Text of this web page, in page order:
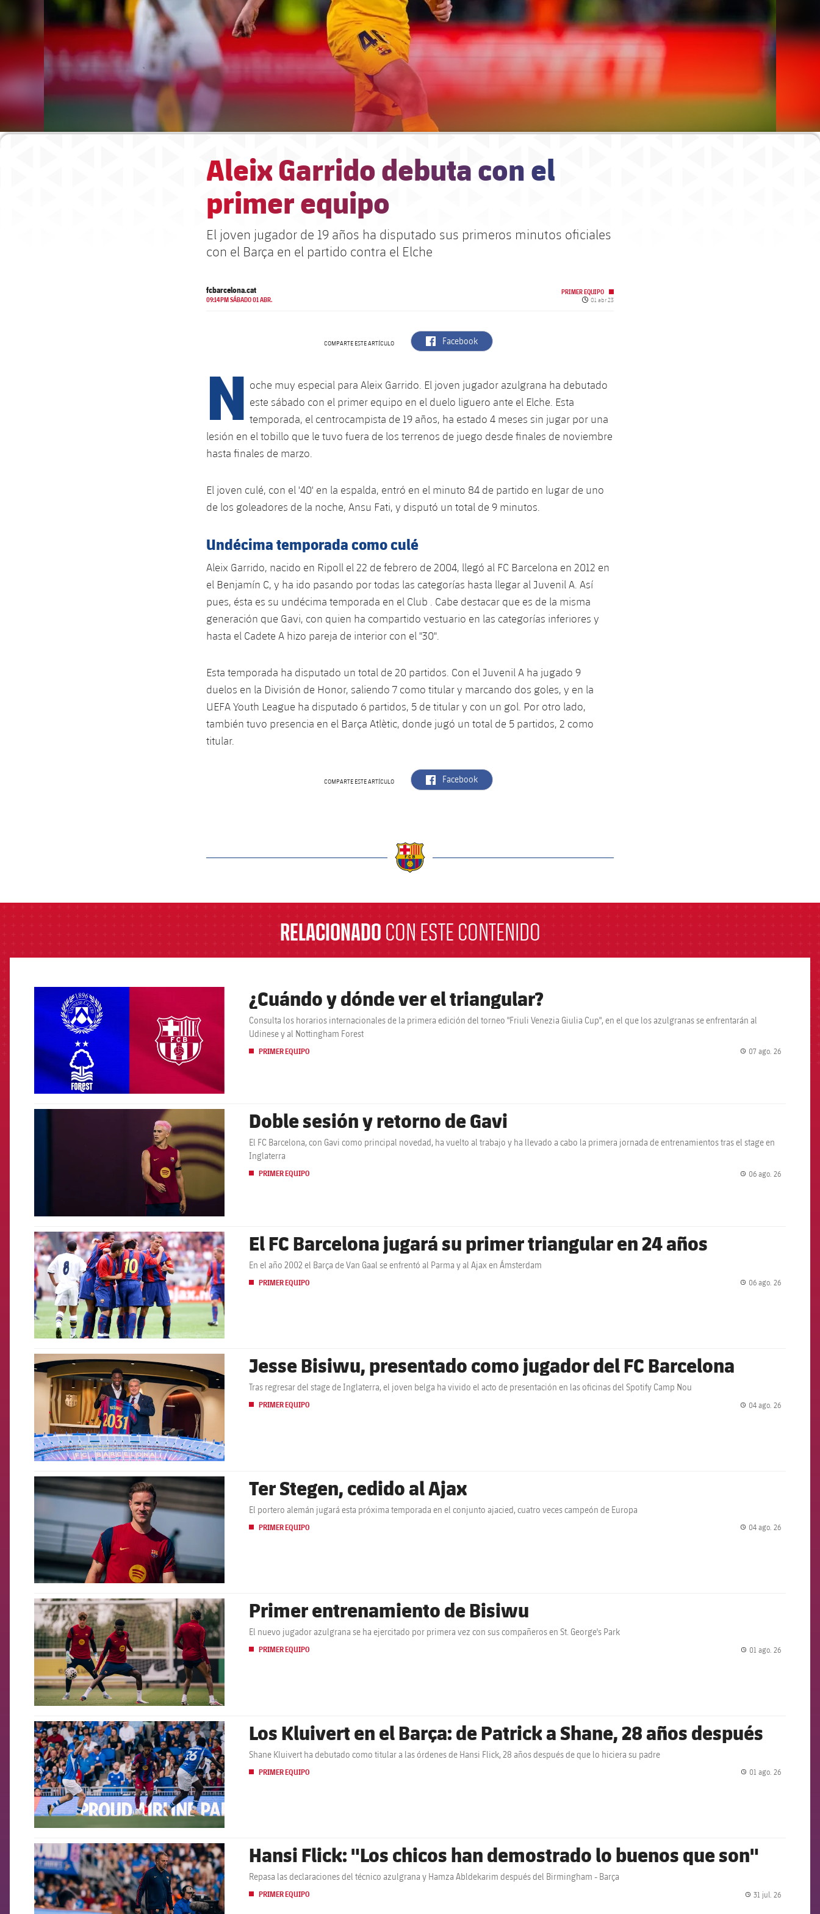
Aleix Garrido debuta con el
primer equipo
El joven jugador de 19 años ha disputado sus primeros minutos oficiales
con el Barça en el partido contra el Elche
fcbarcelona.cat
09:14PM SÁBADO 01 ABR.
PRIMER EQUIPO
Fecha de publicación
01 abr 23
COMPARTE ESTE ARTÍCULO label.aria.facebook
Facebook
N oche muy especial para Aleix Garrido. El joven jugador azulgrana ha debutado
este sábado con el primer equipo en el duelo liguero ante el Elche. Esta
temporada, el centrocampista de 19 años, ha estado 4 meses sin jugar por una
lesión en el tobillo que le tuvo fuera de los terrenos de juego desde finales de noviembre
hasta finales de marzo.
El joven culé, con el '40' en la espalda, entró en el minuto 84 de partido en lugar de uno
de los goleadores de la noche, Ansu Fati, y disputó un total de 9 minutos.
Undécima temporada como culé
Aleix Garrido, nacido en Ripoll el 22 de febrero de 2004, llegó al FC Barcelona en 2012 en
el Benjamín C, y ha ido pasando por todas las categorías hasta llegar al Juvenil A. Así
pues, ésta es su undécima temporada en el Club . Cabe destacar que es de la misma
generación que Gavi, con quien ha compartido vestuario en las categorías inferiores y
hasta el Cadete A hizo pareja de interior con el "30".
Esta temporada ha disputado un total de 20 partidos. Con el Juvenil A ha jugado 9
duelos en la División de Honor, saliendo 7 como titular y marcando dos goles, y en la
UEFA Youth League ha disputado 6 partidos, 5 de titular y con un gol. Por otro lado,
también tuvo presencia en el Barça Atlètic, donde jugó un total de 5 partidos, 2 como
titular.
COMPARTE ESTE ARTÍCULO label.aria.facebook
Facebook
RELACIONADO CON ESTE CONTENIDO
FCB Barcelona badge ¿Cuándo y dónde ver el triangular?
Consulta los horarios internacionales de la primera edición del torneo "Friuli Venezia Giulia Cup", en el que los azulgranas se enfrentarán al
Udinese y al Nottingham Forest
PRIMER EQUIPO 07 ago. 26
Doble sesión y retorno de Gavi
El FC Barcelona, con Gavi como principal novedad, ha vuelto al trabajo y ha llevado a cabo la primera jornada de entrenamientos tras el stage en
Inglaterra
PRIMER EQUIPO 06 ago. 26
FCB Barcelona badge El FC Barcelona jugará su primer triangular en 24 años
En el año 2002 el Barça de Van Gaal se enfrentó al Parma y al Ajax en Ámsterdam
PRIMER EQUIPO 06 ago. 26
FCB Barcelona badge Jesse Bisiwu, presentado como jugador del FC Barcelona
Tras regresar del stage de Inglaterra, el joven belga ha vivido el acto de presentación en las oficinas del Spotify Camp Nou
PRIMER EQUIPO 04 ago. 26
FCB Barcelona badge Ter Stegen, cedido al Ajax
El portero alemán jugará esta próxima temporada en el conjunto ajacied, cuatro veces campeón de Europa
PRIMER EQUIPO 04 ago. 26
FCB Barcelona badge Primer entrenamiento de Bisiwu
El nuevo jugador azulgrana se ha ejercitado por primera vez con sus compañeros en St. George's Park
PRIMER EQUIPO 01 ago. 26
FCB Barcelona badge Los Kluivert en el Barça: de Patrick a Shane, 28 años después
Shane Kluivert ha debutado como titular a las órdenes de Hansi Flick, 28 años después de que lo hiciera su padre
PRIMER EQUIPO 01 ago. 26
FCB Barcelona badge Hansi Flick: "Los chicos han demostrado lo buenos que son"
Repasa las declaraciones del técnico azulgrana y Hamza Abldekarim después del Birmingham - Barça
PRIMER EQUIPO 31 jul. 26